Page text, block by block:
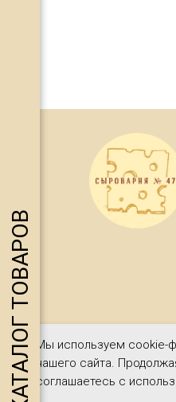
КАТАЛОГ ТОВАРОВ
Мы используем cookie-
нашего сайта.
соглашаетесь с